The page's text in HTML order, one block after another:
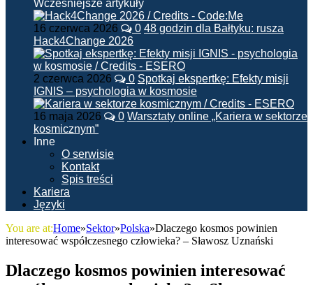
Wcześniejsze artykuły
16 czerwca 2026 0 48 godzin dla Bałtyku: rusza
Hack4Change 2026
2 czerwca 2026 0 Spotkaj ekspertkę: Efekty misji
IGNIS – psychologia w kosmosie
16 maja 2026 0 Warsztaty online „Kariera w sektorze
kosmicznym”
Inne
O serwisie
Kontakt
Spis treści
Kariera
Języki
You are at:Home»Sektor»Polska»Dlaczego kosmos powinien
interesować współczesnego człowieka? – Sławosz Uznański
Dlaczego kosmos powinien interesować